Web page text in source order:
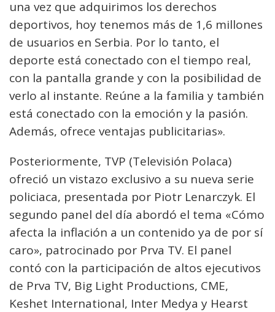
una vez que adquirimos los derechos
deportivos, hoy tenemos más de 1,6 millones
de usuarios en Serbia. Por lo tanto, el
deporte está conectado con el tiempo real,
con la pantalla grande y con la posibilidad de
verlo al instante. Reúne a la familia y también
está conectado con la emoción y la pasión.
Además, ofrece ventajas publicitarias».
Posteriormente, TVP (Televisión Polaca)
ofreció un vistazo exclusivo a su nueva serie
policiaca, presentada por Piotr Lenarczyk. El
segundo panel del día abordó el tema «Cómo
afecta la inflación a un contenido ya de por sí
caro», patrocinado por Prva TV. El panel
contó con la participación de altos ejecutivos
de Prva TV, Big Light Productions, CME,
Keshet International, Inter Medya y Hearst